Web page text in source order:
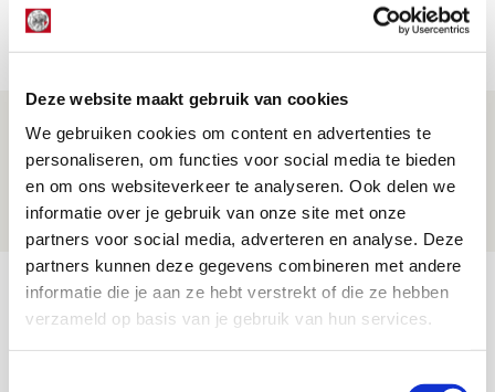
Deze website maakt gebruik van cookies
We gebruiken cookies om content en advertenties te
personaliseren, om functies voor social media te bieden
en om ons websiteverkeer te analyseren. Ook delen we
informatie over je gebruik van onze site met onze
partners voor social media, adverteren en analyse. Deze
partners kunnen deze gegevens combineren met andere
informatie die je aan ze hebt verstrekt of die ze hebben
verzameld op basis van je gebruik van hun services.
Net binnen //
Volop enthousiasme in fotoverslag van
Europees treffen met Shelbourne
07 AUGUSTUS 2026 - 09:00
FOTOVERSLAG
Míchel niet blij met resultaat en spel
na rust: ‘De focus nam af’
07 AUGUSTUS 2026 - 08:30